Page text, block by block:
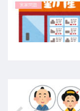
実家問題